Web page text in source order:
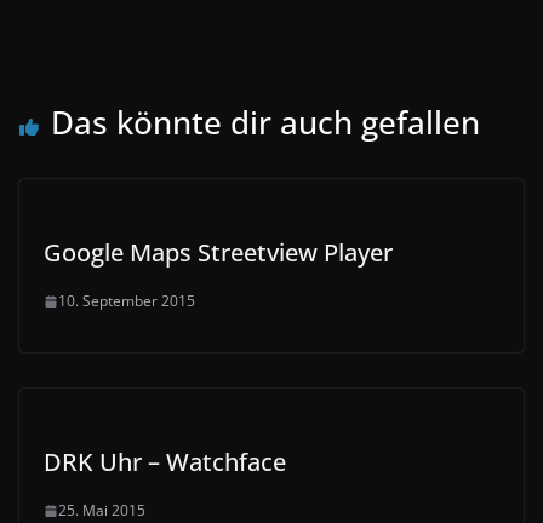
Das könnte dir auch gefallen
Google Maps Streetview Player
10. September 2015
DRK Uhr – Watchface
25. Mai 2015